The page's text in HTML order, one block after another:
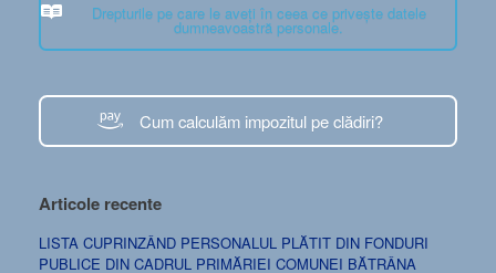
Drepturile pe care le aveți în ceea ce privește datele
dumneavoastră personale.
Cum calculăm impozitul pe clădiri?
Articole recente
LISTA CUPRINZÂND PERSONALUL PLĂTIT DIN FONDURI
PUBLICE DIN CADRUL PRIMĂRIEI COMUNEI BĂTRÂNA